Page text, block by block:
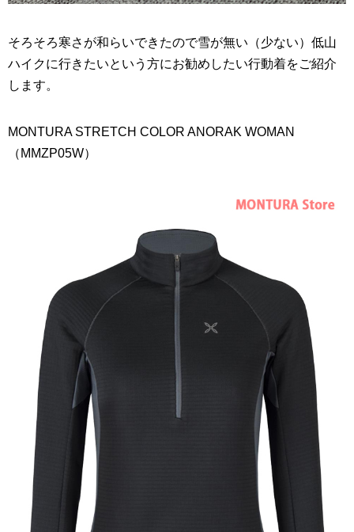
そろそろ寒さが和らいできたので雪が無い（少ない）低山
ハイクに行きたいという方にお勧めしたい行動着をご紹介
します。
MONTURA STRETCH COLOR ANORAK WOMAN
（MMZP05W）